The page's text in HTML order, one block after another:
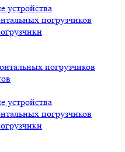
устройства
погрузчиков
погрузчиков
устройства
погрузчиков